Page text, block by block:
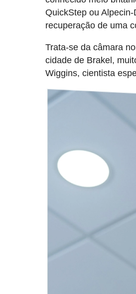
QuickStep ou
recuperação de uma
Trata-se da câmara
cidade de Brakel,
Wiggins, cientista